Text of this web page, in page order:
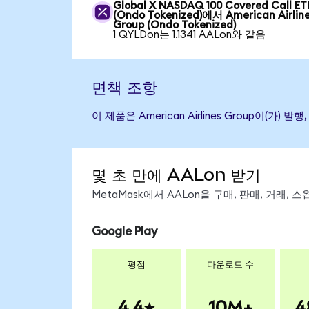
Global X NASDAQ 100 Covered Call
(Ondo Tokenized)에서 American
Group (Ondo Tokenized)
1 QYLDon는 1.1341 AALon와 같음
면책 조항
이 제품은 American Airlines Group이(가) 발
몇 초 만에 AALon 받기
MetaMask에서 AALon을 구매, 판매, 거래, 스
Google Play
평점 다운로드 수